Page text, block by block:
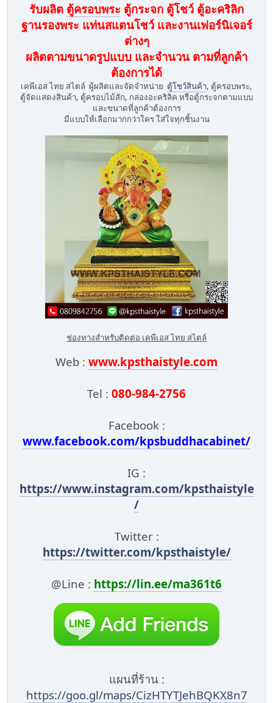
รับผลิต ตู้ครอบพระ ตู้กระจก ตู้โชว์ ตู้อะคริลิก
ฐานรองพระ แท่นสแตนโชว์ และงานเฟอร์นิเจอร์
ต่างๆ
ผลิตตามขนาดรูปแบบ และจำนวน ตามที่ลูกค้า
ต้องการได้
เคพีเอส ไทย สไตล์ ผู้ผลิตและจัดจำหน่าย ตู้โชว์สินค้า, ตู้ครอบพระ,
ตู้จัดแสดงสินค้า, ตู้ครอบไม้สัก, กล่องอะคริลิค หรือตู้กระจกตามแบบ
และขนาดที่ลูกค้าต้องการ
มีแบบให้เลือกมากกว่าใคร ใส่ใจทุกชิ้นงาน
ช่องทางสำหรับติดต่อ เคพีเอส ไทย สไตล์
Web : www.kpsthaistyle.com
Tel : 080-984-2756
Facebook :
www.facebook.com/kpsbuddhacabinet/
IG :
https://www.instagram.com/kpsthaistyle
/
Twitter :
https://twitter.com/kpsthaistyle/
@Line : https://lin.ee/ma361t6
แผนที่ร้าน :
https://goo.gl/maps/CizHTYTJehBQKX8n7